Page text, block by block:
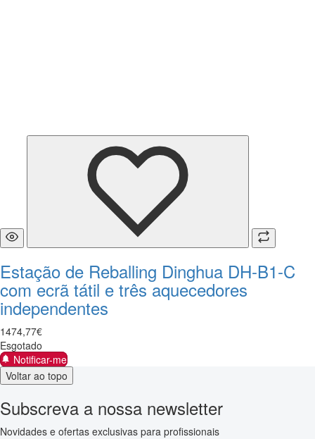
Estação de Reballing Dinghua DH-B1-C
com ecrã tátil e três aquecedores
independentes
1474,77€
Esgotado
Notificar-me
Voltar ao topo
Subscreva a nossa newsletter
Novidades e ofertas exclusivas para profissionais